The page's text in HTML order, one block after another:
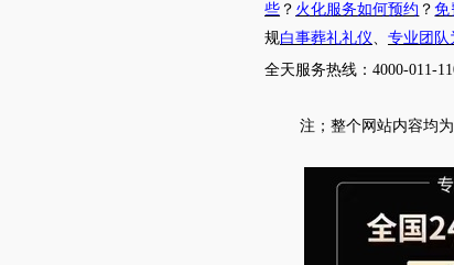
些 ？ 火化服务如何预约 ？免
规白事葬礼礼仪 专业团队
全天服务热线 ： 4000-011-
注； 整个网站内容均